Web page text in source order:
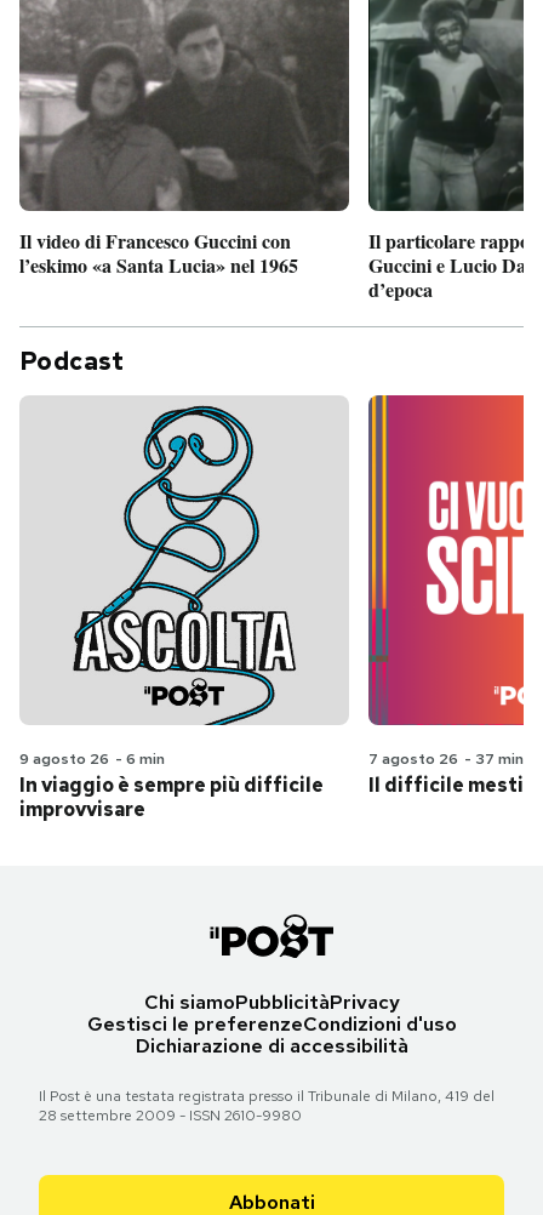
Il video di Francesco Guccini con
l’eskimo «a Santa Lucia» nel 1965
Il particolare
Guccini e Lucio
d’epoca
Podcast
9 agosto 26 - 6 min
In viaggio è sempre più difficile
improvvisare
7 agosto 26 - 37 min
Il difficile
Chi siamoPubblicitàPrivacy
Gestisci le preferenzeCondizioni d'uso
Dichiarazione di accessibilità
Il Post è una testata registrata presso il Tribunale di Milano, 419 del
28 settembre 2009 - ISSN 2610-9980
Abbonati